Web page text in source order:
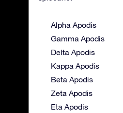
Alpha Apodis
Gamma Apodis
Delta Apodis
Kappa Apodis
Beta Apodis
Zeta Apodis
Eta Apodis